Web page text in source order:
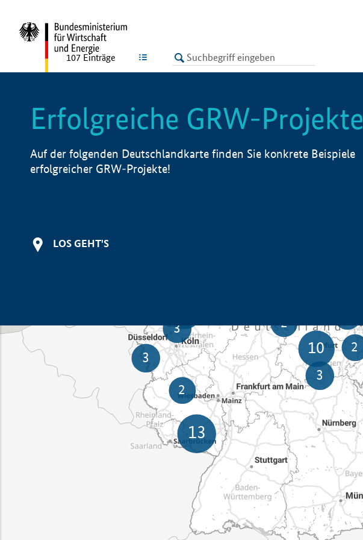
LISTE
107 Einträge
Erfolgreiche GRW-Projekte
Auf der folgenden Deutschlandkarte finden Sie konkrete Beispiele
erfolgreicher GRW-Projekte!
LOS GEHT'S